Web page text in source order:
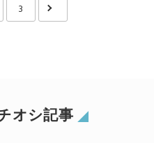
3
オシ記事